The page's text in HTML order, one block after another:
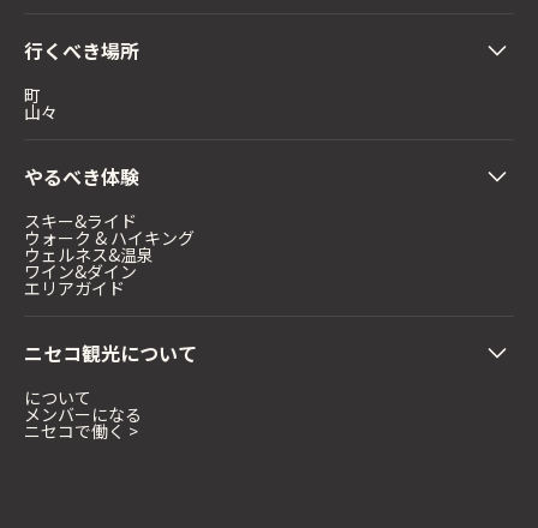
行くべき場所
町
山々
やるべき体験
スキー&ライド
ウォーク & ハイキング
ウェルネス&温泉
ワイン&ダイン
エリアガイド
ニセコ観光について
について
メンバーになる
ニセコで働く >